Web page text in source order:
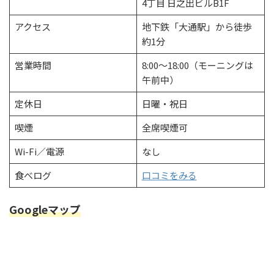
4丁目 日之出ビルB1F
アクセス
地下鉄「大通駅」から徒歩
約1分
営業時間
8:00～18:00（モーニングは
午前中）
定休日
日曜・祝日
喫煙
全席喫煙可
Wi-Fi／電源
なし
食べログ
口コミをみる
Googleマップ